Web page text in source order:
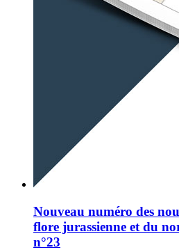
Nouveau numéro des
flore jurassienne et du
n°23